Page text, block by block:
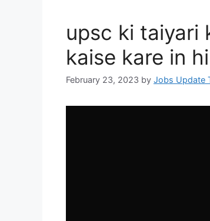
upsc ki taiyari
kaise kare in
February 23, 2023 by Jobs Update